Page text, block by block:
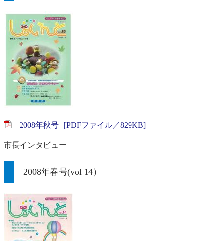
2008年秋号［PDFファイル／829KB]
市長インタビュー
2008年春号(vol 14）